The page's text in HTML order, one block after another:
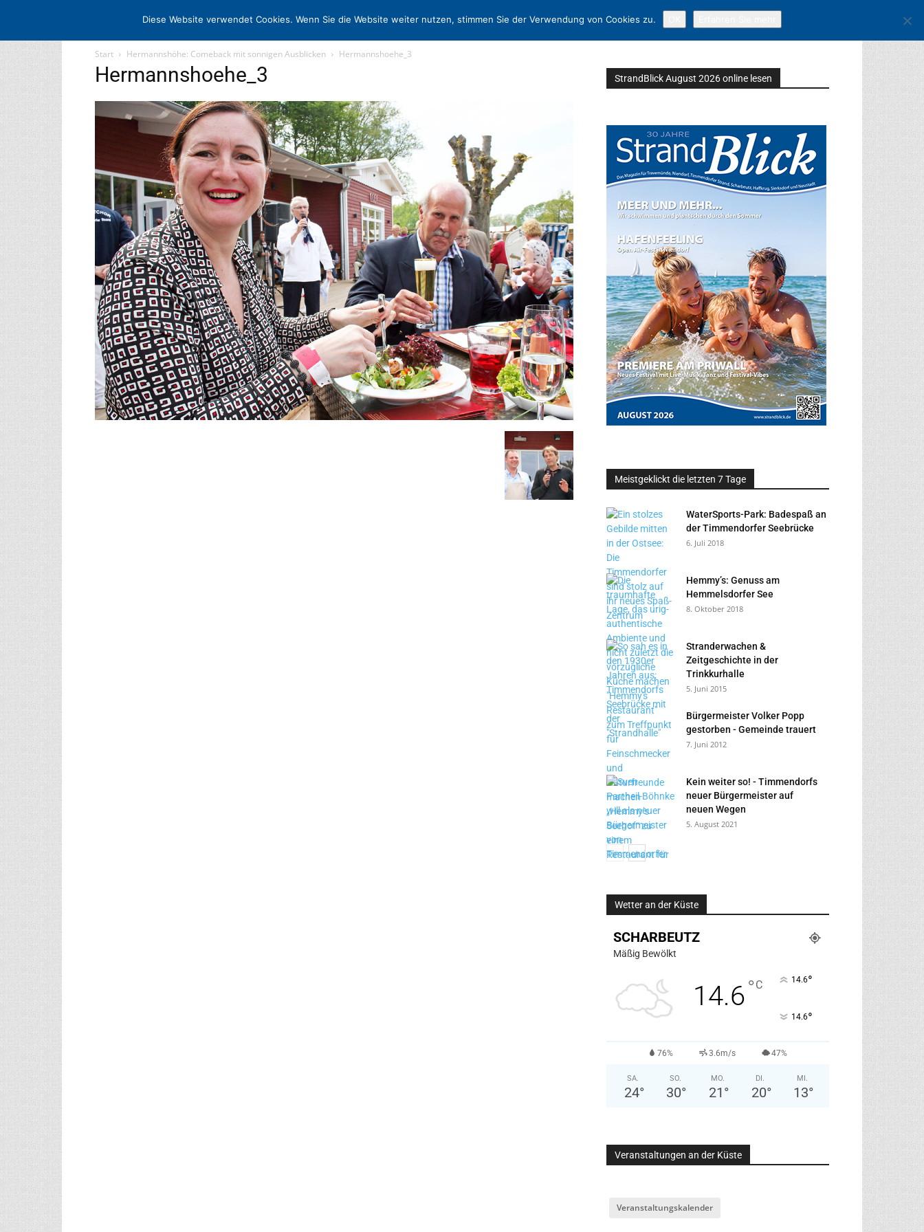
STARTSEITE ARCHIV MEDIADATEN KONTAKT
Start Hermannshöhe: Comeback mit sonnigen Ausblicken Hermannshoehe_3
Hermannshoehe_3 StrandBlick August 2026 online lesen
Meistgeklickt die letzten 7 Tage
WaterSports-Park: Badespaß an
der Timmendorfer Seebrücke
6. Juli 2018
Hemmy’s: Genuss am
Hemmelsdorfer See
8. Oktober 2018
Stranderwachen &
Zeitgeschichte in der
Trinkkurhalle
5. Juni 2015
Bürgermeister Volker Popp
gestorben - Gemeinde trauert
7. Juni 2012
Kein weiter so! - Timmendorfs
neuer Bürgermeister auf
neuen Wegen
5. August 2021
Wetter an der Küste
SCHARBEUTZ
Mäßig Bewölkt
14.6°C 14.6°
14.6°
76% 3.6m/s 47%
SA.
24°
SO.
30°
MO.
21 °
DI.
20°
MI.
13°
Veranstaltungen an der Küste
Veranstaltungskalender
Diese Website verwendet Cookies. Wenn Sie die Website weiter nutzen, stimmen Sie der Verwendung von Cookies zu.